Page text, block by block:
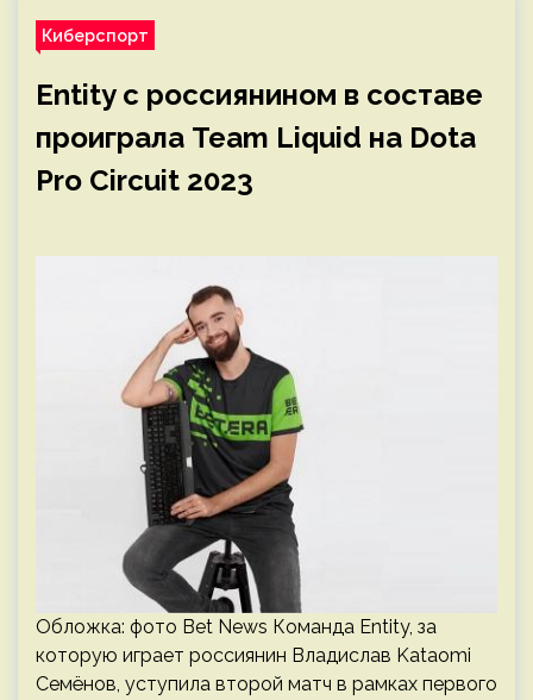
Киберспорт
Entity с россиянином в составе
проиграла Team Liquid на Dota
Pro Circuit 2023
Обложка: фото Bet News Команда Entity, за
которую играет россиянин Владислав Kataomi
Семёнов, уступила второй матч в рамках первого